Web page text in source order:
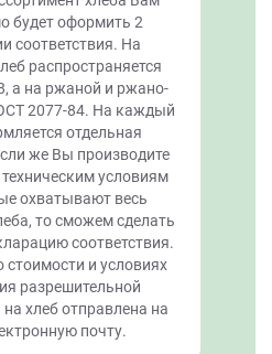
будет оформить 2
соответствия. На
распространяется
а на ржаной и ржано-
2077-84. На каждый
отдельная
же Вы производите
условиям
охватывают весь
то сможем сделать
соответствия.
и условиях
разрешительной
хлеб отправлена на
почту.